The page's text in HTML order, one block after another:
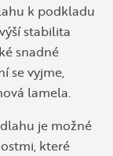
k podkladu
stabilita
snadné
se vyjme,
lamela.
je možné
které